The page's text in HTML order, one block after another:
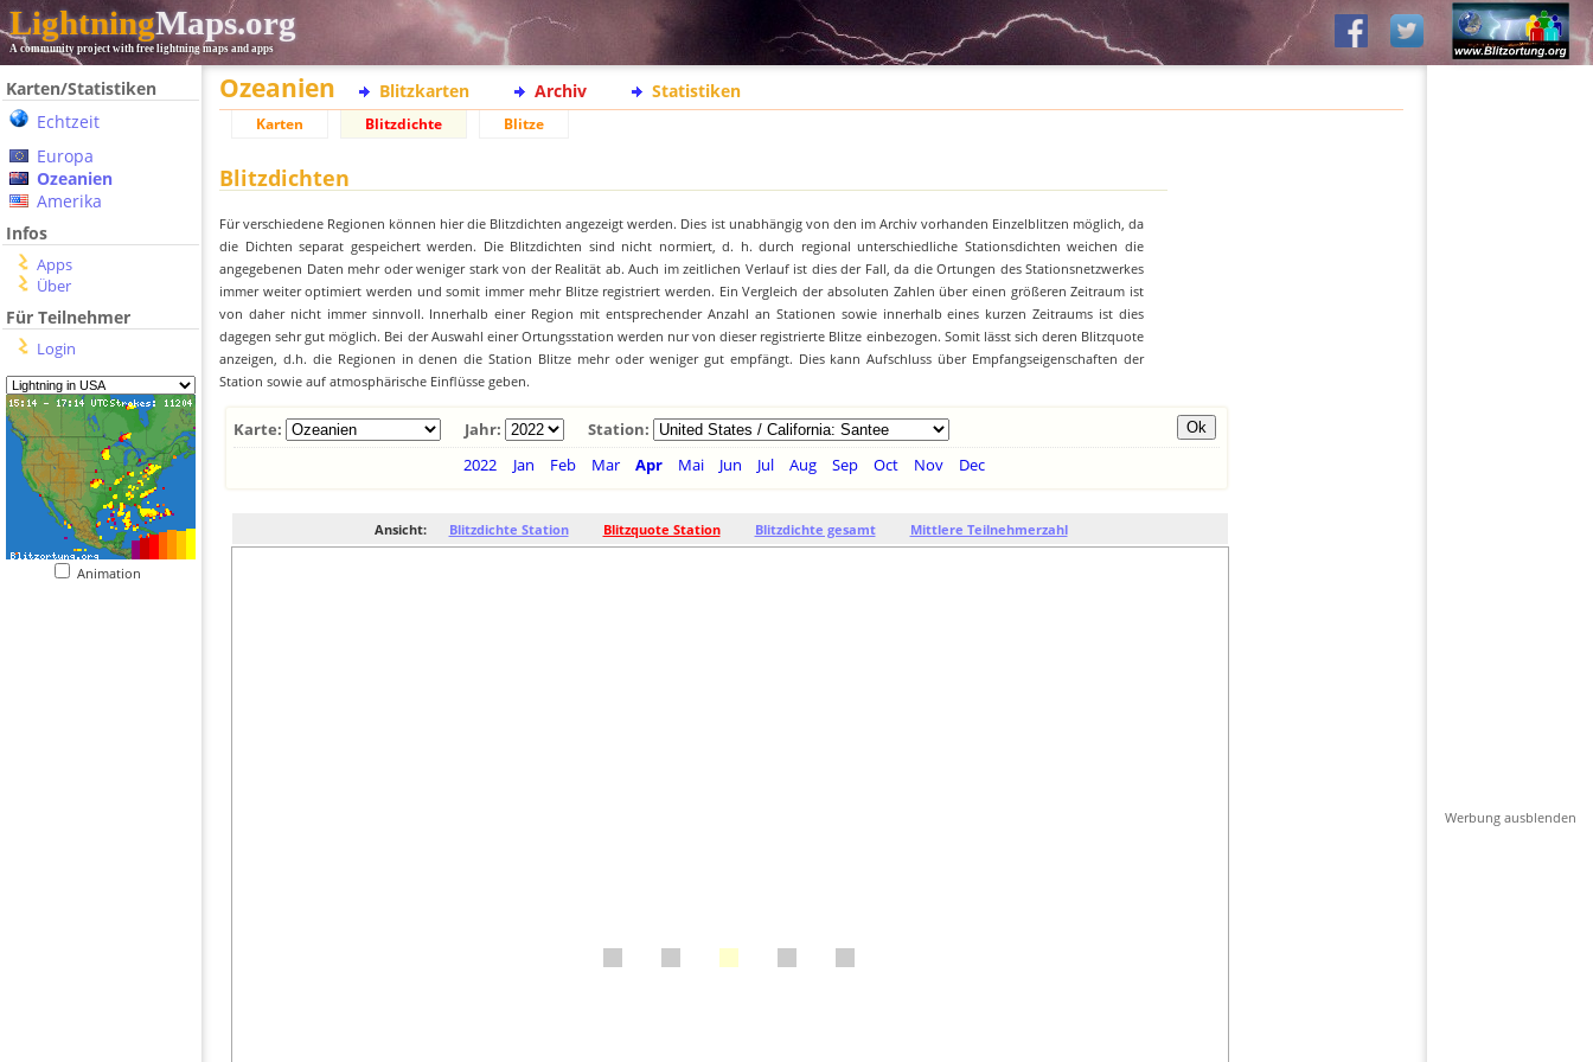
LightningMaps.org
A community project with free lightning maps and apps
Karten/Statistiken
Echtzeit
Europa
Ozeanien
Amerika
Infos
Apps
Über
Für Teilnehmer
Login
Animation
Ozeanien Blitzkarten Archiv Statistiken
Karten Blitzdichte Blitze
Blitzdichten
Für verschiedene Regionen können hier die Blitzdichten angezeigt werden. Dies ist unabhängig von den im Archiv vorhanden Einzelblitzen möglich, da
die Dichten separat gespeichert werden. Die Blitzdichten sind nicht normiert, d. h. durch regional unterschiedliche Stationsdichten weichen die
angegebenen Daten mehr oder weniger stark von der Realität ab. Auch im zeitlichen Verlauf ist dies der Fall, da die Ortungen des Stationsnetzwerkes
immer weiter optimiert werden und somit immer mehr Blitze registriert werden. Ein Vergleich der absoluten Zahlen über einen größeren Zeitraum ist
von daher nicht immer sinnvoll. Innerhalb einer Region mit entsprechender Anzahl an Stationen sowie innerhalb eines kurzen Zeitraums ist dies
dagegen sehr gut möglich. Bei der Auswahl einer Ortungsstation werden nur von dieser registrierte Blitze einbezogen. Somit lässt sich deren Blitzquote
anzeigen, d.h. die Regionen in denen die Station Blitze mehr oder weniger gut empfängt. Dies kann Aufschluss über Empfangseigenschaften der
Station sowie auf atmosphärische Einflüsse geben.
Karte: Jahr:
Station:
2022
Jan Feb Mar Apr Mai Jun Jul Aug Sep Oct Nov Dec
Ansicht: Blitzdichte Station Blitzquote Station Blitzdichte gesamt Mittlere Teilnehmerzahl
Werbung ausblenden